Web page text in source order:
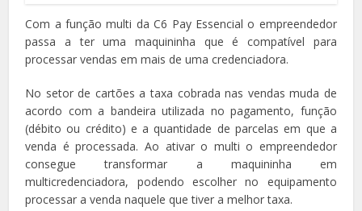
Com a função multi da C6 Pay Essencial o empreendedor
passa a ter uma maquininha que é compatível para
processar vendas em mais de uma credenciadora.
No setor de cartões a taxa cobrada nas vendas muda de
acordo com a bandeira utilizada no pagamento, função
(débito ou crédito) e a quantidade de parcelas em que a
venda é processada. Ao ativar o multi o empreendedor
consegue transformar a maquininha em
multicredenciadora, podendo escolher no equipamento
processar a venda naquele que tiver a melhor taxa.